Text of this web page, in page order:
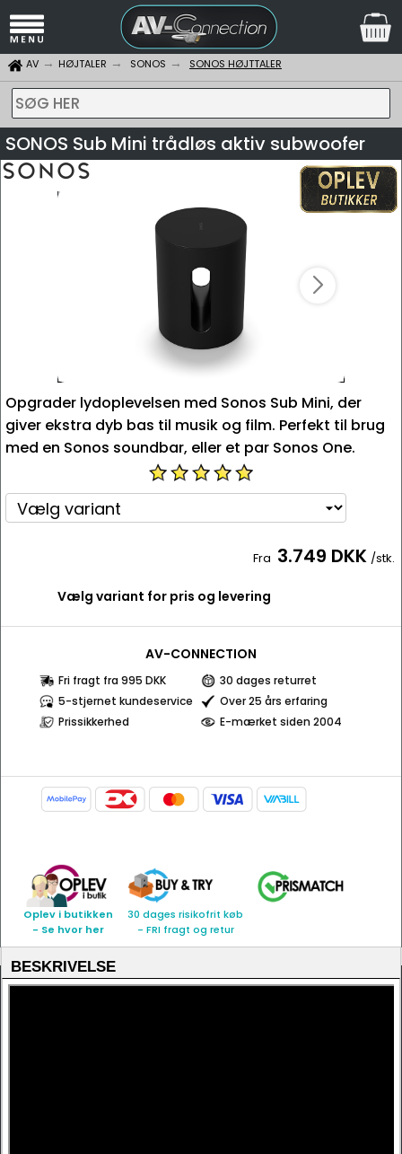
AV HØJTALER SONOS SONOS HØJTTALER
SØG HER
SONOS Sub Mini trådløs aktiv subwoofer
Opgrader lydoplevelsen med Sonos Sub Mini, der
giver ekstra dyb bas til musik og film. Perfekt til brug
med en Sonos soundbar, eller et par Sonos One.
Fra 3.749 DKK /stk.
Vælg variant for pris og levering
AV-CONNECTION
Fri fragt fra 995 DKK
30 dages returret
5-stjernet kundeservice
Over 25 års erfaring
Prissikkerhed
E-mærket siden 2004
Oplev i butikken
- Se hvor her
30 dages risikofrit køb
- FRI fragt og retur
BESKRIVELSE